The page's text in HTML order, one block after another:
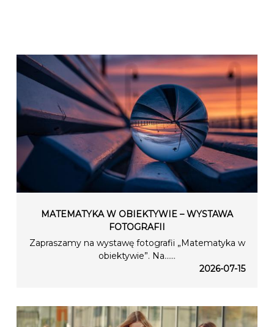
MATEMATYKA W OBIEKTYWIE – WYSTAWA
FOTOGRAFII
Zapraszamy na wystawę fotografii „Matematyka w
obiektywie”. Na…...
2026-07-15